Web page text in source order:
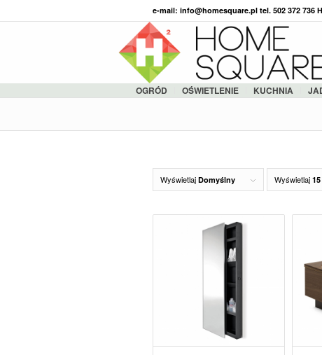
e-mail: info@homesquare.pl tel. 502 372 736
OGRÓD OŚWIETLENIE KUCHNIA
Wyświetlaj Domyślny Wyświetlaj